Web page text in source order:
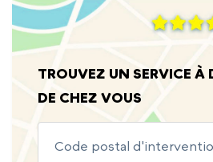
TROUVEZ UN SERVICE À
DE CHEZ VOUS